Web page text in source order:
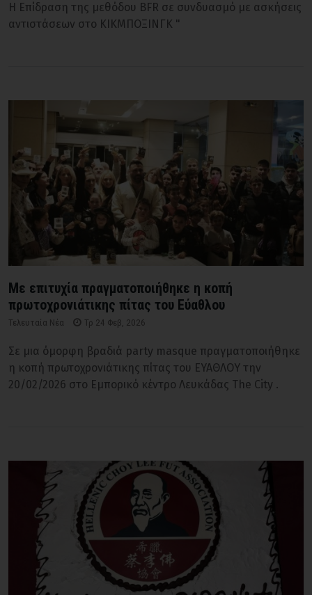
Η Επίδραση της μεθόδου BFR σε συνδυασμό με ασκήσεις
αντιστάσεων στο ΚΙΚΜΠΟΞΙΝΓΚ "
Με επιτυχία πραγματοποιήθηκε η κοπή
πρωτοχρονιάτικης πίτας του Εύαθλου
Τελευταία Νέα Τρ 24 Φεβ, 2026
Σε μια όμορφη βραδιά party masque πραγματοποιήθηκε
η κοπή πρωτοχρονιάτικης πίτας του ΕΥΑΘΛΟΥ την
20/02/2026 στο Εμπορικό κέντρο Λευκάδας The City .